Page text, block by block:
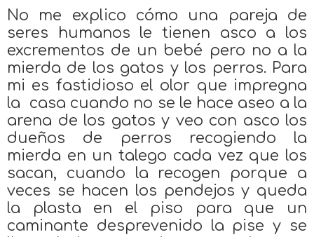
No me explico cómo una pareja de
seres humanos le tienen asco a los
excrementos de un bebé pero no a la
mierda de los gatos y los perros. Para
mi es fastidioso el olor que impregna
la
casa cuando no se le hace aseo a la
arena de los gatos y veo con asco los
dueños de perros recogiendo la
mierda en un talego cada vez que los
sacan, cuando la recogen porque a
veces se hacen los pendejos y queda
la plasta en el piso para que un
caminante desprevenido la pise y se